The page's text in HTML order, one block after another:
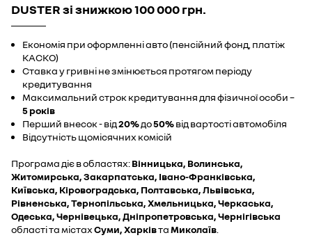
DUSTER зі знижкою 100 000 грн.
Економія при оформленні авто (пенсійний фонд, платіж
КАСКО)
Ставка у гривні не змінюється протягом періоду
кредитування
Максимальний строк кредитування для фізичної особи –
5 років
Перший внесок - від20%до50%від вартості автомобіля
Відсутність щомісячних комісій
Програма діє в областях:Вінницька, Волинська,
Житомирська, Закарпатська, Івано-Франківська,
Київська, Кіровоградська, Полтавська, Львівська,
Рівненська, Тернопільська, Хмельницька, Черкаська,
Одеська, Чернівецька, Дніпропетровська, Чернігівська
області та містахСуми, ХарківтаМиколаїв